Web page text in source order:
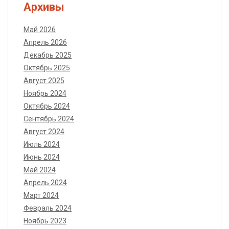
Архивы
Май 2026
Апрель 2026
Декабрь 2025
Октябрь 2025
Август 2025
Ноябрь 2024
Октябрь 2024
Сентябрь 2024
Август 2024
Июль 2024
Июнь 2024
Май 2024
Апрель 2024
Март 2024
Февраль 2024
Ноябрь 2023